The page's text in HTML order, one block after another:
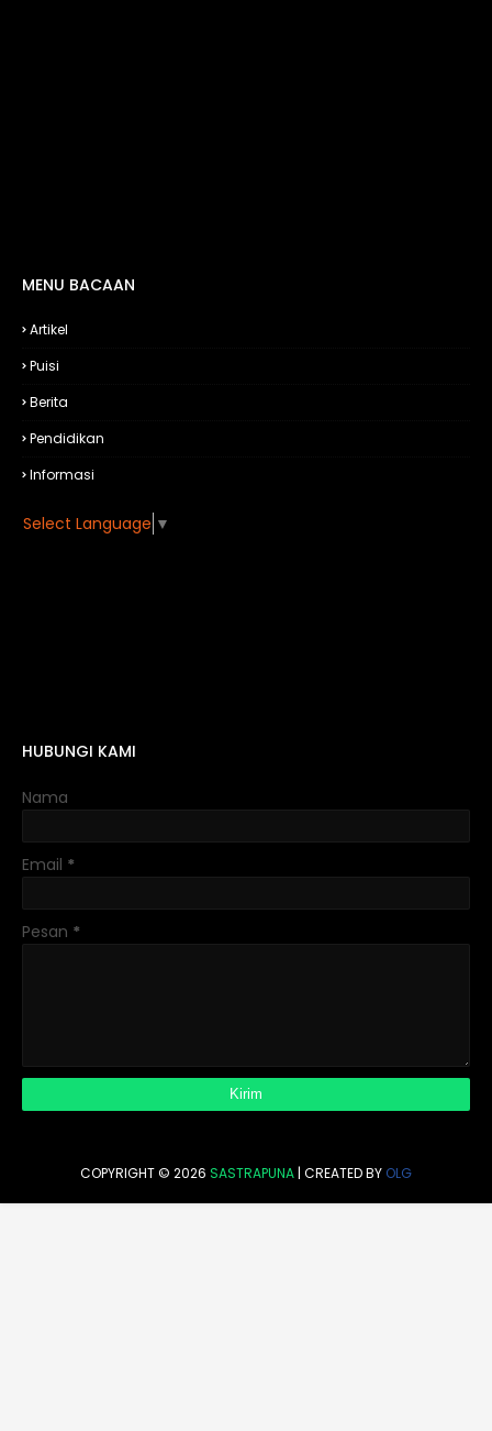
MENU BACAAN
Artikel
Puisi
Berita
Pendidikan
Informasi
Select Language ▼
HUBUNGI KAMI
Nama
Email *
Pesan *
COPYRIGHT © 2026 SASTRAPUNA | CREATED BY OLG